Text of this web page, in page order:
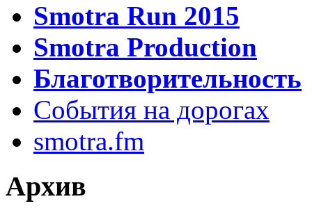
Smotra Run 2015
Smotra Production
Благотворительность
События на дорогах
smotra.fm
Архив